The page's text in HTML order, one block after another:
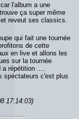
l'album a une
ça super même
reveut ses classics.
qui fait une tournée
de cette
en live et allons les
sur la tournée
répétition ....
spéctateurs c'est plus
17:14:03)